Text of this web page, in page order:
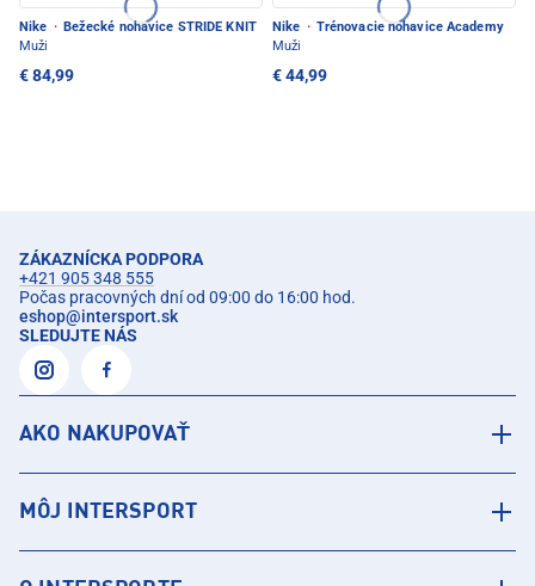
Nike · Bežecké nohavice STRIDE KNIT
Muži
€ 84,99
Nike · Trénovacie nohavice Academy
Muži
€ 44,99
ZÁKAZNÍCKA PODPORA
+421 905 348 555
Počas pracovných dní od 09:00 do 16:00 hod.
eshop@intersport.sk
SLEDUJTE NÁS
AKO NAKUPOVAŤ
MÔJ INTERSPORT